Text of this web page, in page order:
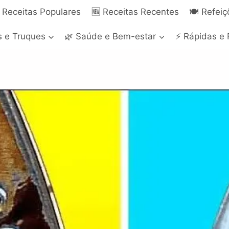
Receitas Populares 🆕 Receitas Recentes 🍽️
e Truques 🌿 Saúde e Bem-estar ⚡ Rápidas e